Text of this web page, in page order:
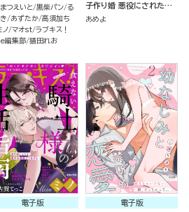
つえいと 黒柴パン る
あずたか 高須加ち
ノ マオst ラブキス！
編集部 猫田れお
子作り婚 悪役にされた令
嬢はイかされ啼かされ暴か
あめよ
電子版
電子版